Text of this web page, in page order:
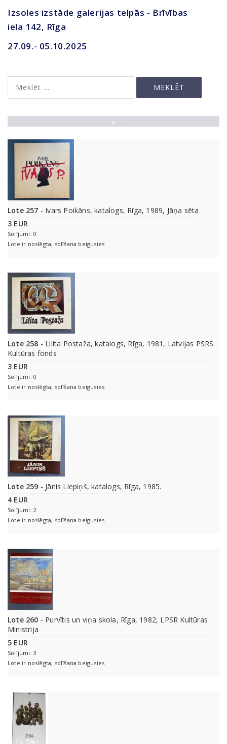
Izsoles izstāde galerijas telpās - Brīvības
iela 142, Rīga
27.09.- 05.10.2025
Lote 257 - Ivars Poikāns, katalogs, Rīga, 1989, Jāņa sēta
3 EUR
Solījumi: 0
Lote ir noslēgta, solīšana beigusies
Lote 258 - Lilita Postaža, katalogs, Rīga, 1981, Latvijas PSRS
Kultūras fonds
3 EUR
Solījumi: 0
Lote ir noslēgta, solīšana beigusies
Lote 259 - Jānis Liepiņš, katalogs, Rīga, 1985.
4 EUR
Solījumi: 2
Lote ir noslēgta, solīšana beigusies
Lote 260 - Purvītis un viņa skola, Rīga, 1982, LPSR Kultūras
Ministrija
5 EUR
Solījumi: 3
Lote ir noslēgta, solīšana beigusies